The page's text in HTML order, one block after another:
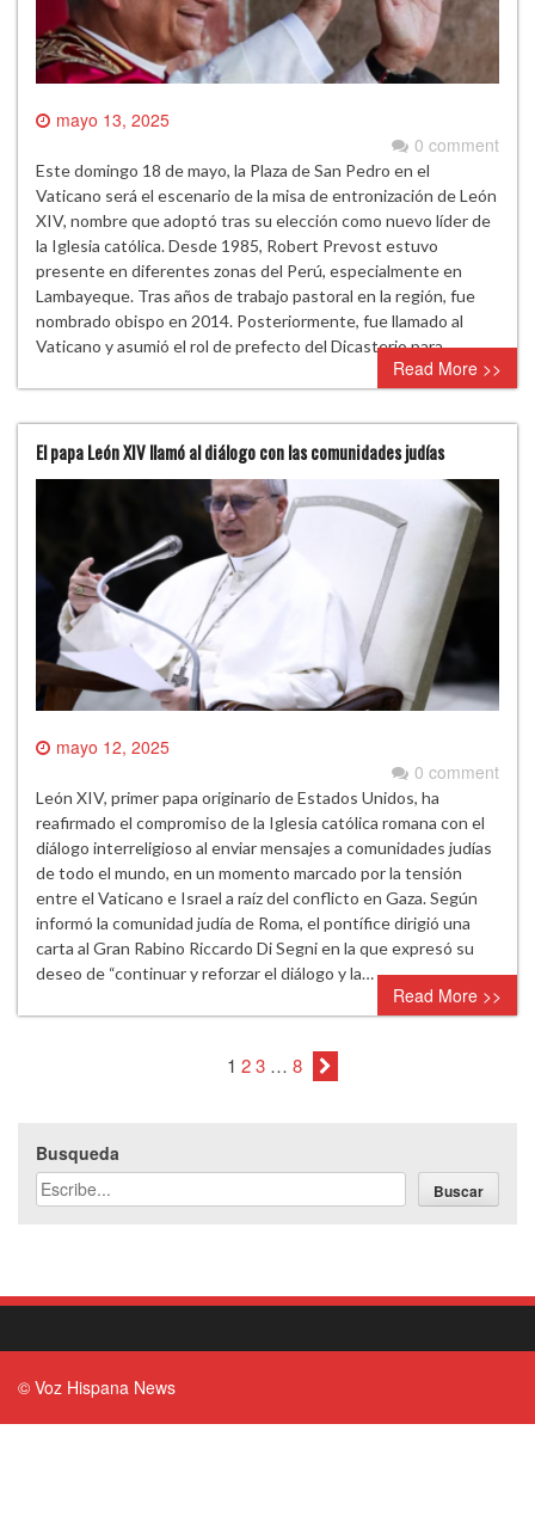
mayo 13, 2025
0 comment
Este domingo 18 de mayo, la Plaza de San Pedro en el
Vaticano será el escenario de la misa de entronización de León
XIV, nombre que adoptó tras su elección como nuevo líder de
la Iglesia católica. Desde 1985, Robert Prevost estuvo
presente en diferentes zonas del Perú, especialmente en
Lambayeque. Tras años de trabajo pastoral en la región, fue
nombrado obispo en 2014. Posteriormente, fue llamado al
Vaticano y asumió el rol de prefecto del Dicasterio para…
Read More >>
El papa León XIV llamó al diálogo con las comunidades judías
mayo 12, 2025
0 comment
León XIV, primer papa originario de Estados Unidos, ha
reafirmado el compromiso de la Iglesia católica romana con el
diálogo interreligioso al enviar mensajes a comunidades judías
de todo el mundo, en un momento marcado por la tensión
entre el Vaticano e Israel a raíz del conflicto en Gaza. Según
informó la comunidad judía de Roma, el pontífice dirigió una
carta al Gran Rabino Riccardo Di Segni en la que expresó su
deseo de “continuar y reforzar el diálogo y la…
Read More >>
1 23 … 8
Busqueda
Buscar
© Voz Hispana News